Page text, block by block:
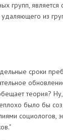
групп, является
из
сроки
теория?
было бы
социологов,